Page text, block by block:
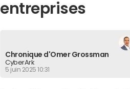
entreprises
Chronique d'Omer Grossman
CyberArk
5 juin 2025 10:31